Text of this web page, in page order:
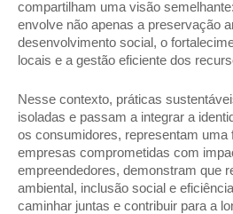
compartilham uma visão
envolve não apenas a preservação
desenvolvimento social, o
locais e a gestão eficiente dos
Nesse contexto, práticas
isoladas e passam a integrar a
os consumidores, representam uma
empresas comprometidas com
empreendedores, demonstram que
ambiental, inclusão social e
caminhar juntas e contribuir para a